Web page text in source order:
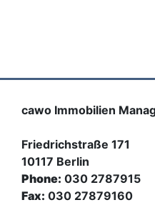
cawo Immobilien
Friedrichstraße 171
10117 Berlin
Phone: 030 2787915
Fax: 030 27879160